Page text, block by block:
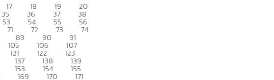
17 18 19 20
35 36 37 38
53 54 55 56
71 72 73 74
89 90 91
105 106 107
121 122 123
137 138 139
153 154 155
169 170 171